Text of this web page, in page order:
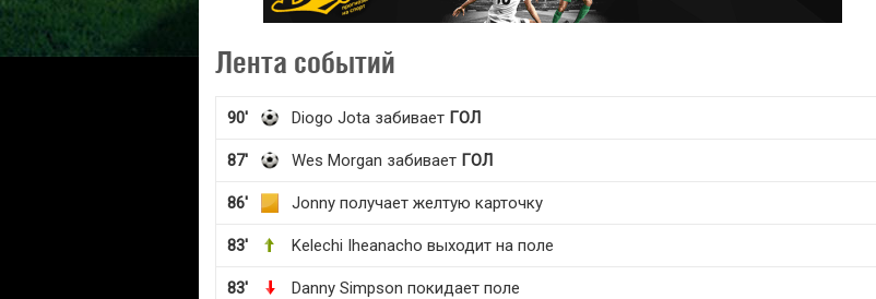
Лента событий
90' Diogo Jota забивает ГОЛ
87' Wes Morgan забивает ГОЛ
86' Jonny получает желтую карточку
83' Kelechi Iheanacho выходит на поле
83' Danny Simpson покидает поле